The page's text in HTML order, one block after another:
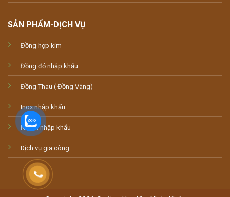
SẢN PHẨM-DỊCH VỤ
Đồng hợp kim
Đồng đỏ nhập khẩu
Đồng Thau ( Đồng Vàng)
Inox nhập khẩu
Nhôm nhập khẩu
Dịch vụ gia công